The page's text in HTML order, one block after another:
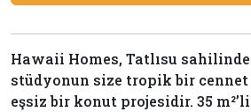
Hawaii Homes, Tatlısu
stüdyonun size tropik bir
eşsiz bir konut projesidir. 35